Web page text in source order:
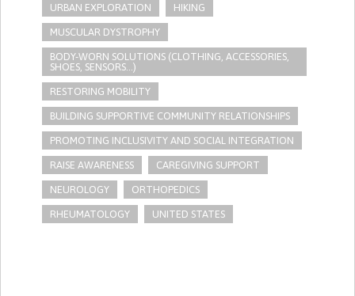
URBAN EXPLORATION HIKING
MUSCULAR DYSTROPHY
BODY-WORN SOLUTIONS (CLOTHING, ACCESSORIES,
SHOES, SENSORS...)
RESTORING MOBILITY
BUILDING SUPPORTIVE COMMUNITY RELATIONSHIPS
PROMOTING INCLUSIVITY AND SOCIAL INTEGRATION
RAISE AWARENESS CAREGIVING SUPPORT
NEUROLOGY ORTHOPEDICS
RHEUMATOLOGY UNITED STATES